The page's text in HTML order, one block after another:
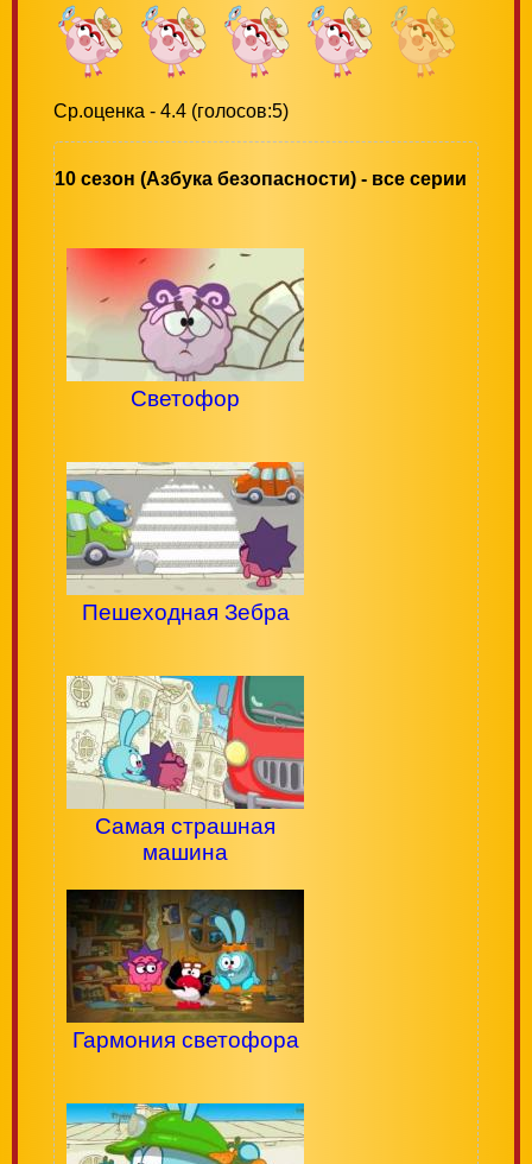
Ср.оценка - 4.4 (голосов:5)
10 сезон (Азбука безопасности) - все серии
Светофор
Пешеходная Зебра
Самая страшная
машина
Гармония светофора